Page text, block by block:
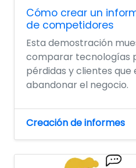
Cómo crear un
de competidores
Esta demostración
comparar tecnologías
pérdidas y clientes que
abandonar el negocio.
Creación de informes